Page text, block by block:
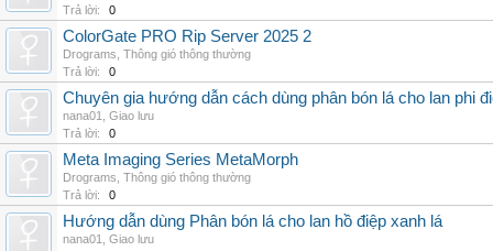
Trả lời:
0
ColorGate PRO Rip Server 2025 2
Drograms Thông gió thông thường
Trả lời:
0
Chuyên gia hướng dẫn cách dùng phân bón lá cho lan phi
nana01
Giao lưu
Trả lời:
0
Meta Imaging Series MetaMorph
Drograms Thông gió thông thường
Trả lời:
0
Hướng dẫn dùng Phân bón lá cho lan hồ điệp xanh lá
nana01
Giao lưu